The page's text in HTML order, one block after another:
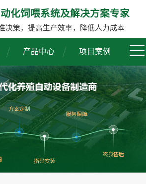
动化饲喂系统及解决方案专家
决策，提高生产效率，降低人力成本
产品中心 项目案例